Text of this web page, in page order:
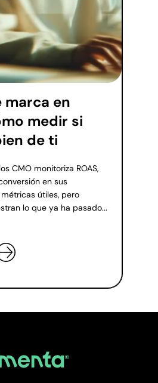
marca en
medir si
de ti
CMO monitoriza ROAS,
en sus
útiles, pero
lo que ya ha pasado...